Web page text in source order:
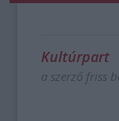
Kultúrpart
a szerző friss